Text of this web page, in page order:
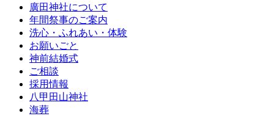
廣田神社について
年間祭事のご案内
洗心・ふれあい・体験
お願いごと
神前結婚式
ご相談
採用情報
八甲田山神社
海葬